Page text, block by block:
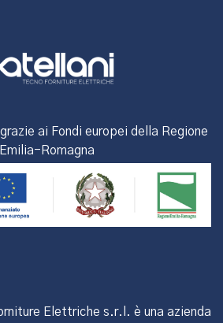
ai Fondi europei della Regione
Emilia-Romagna
Elettriche s.r.l. è una azienda